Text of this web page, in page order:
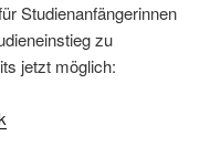
Studienanfängerinnen
zu
jetzt möglich: